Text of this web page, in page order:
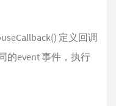
定义回调
的event 事件，执行